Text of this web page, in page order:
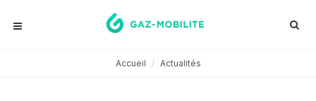
Accueil Actualités